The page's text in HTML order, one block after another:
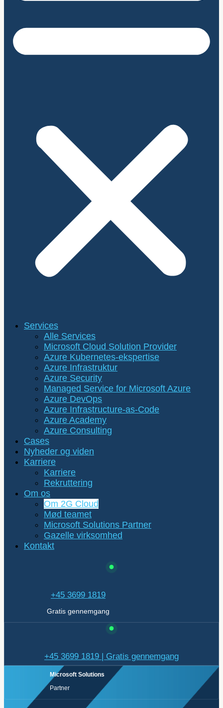
Services
Alle Services
Microsoft Cloud Solution Provider
Azure Kubernetes-ekspertise
Azure Infrastruktur
Azure Security
Managed Service for Microsoft Azure
Azure DevOps
Azure Infrastructure-as-Code
Azure Academy
Azure Consulting
Cases
Nyheder og viden
Karriere
Karriere
Rekruttering
Om os
Om 2G Cloud
Mød teamet
Microsoft Solutions Partner
Gazelle virksomhed
Kontakt
+45 3699 1819
Gratis gennemgang
+45 3699 1819 | Gratis gennemgang
Microsoft Solutions
Partner